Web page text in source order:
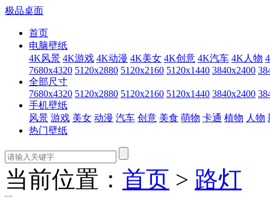
极品桌面
首页
电脑壁纸
4K风景 4K游戏 4K动漫 4K美女 4K创意 4K汽车 4K人物
7680x4320 5120x2880 5120x2160 5120x1440 3840x2400
全部尺寸
7680x4320 5120x2880 5120x2160 5120x1440 3840x2400
手机壁纸
风景 游戏 美女 动漫 汽车 创意 美食 萌物 卡通 植物 人物
热门壁纸
当前位置： 首页 > 路灯